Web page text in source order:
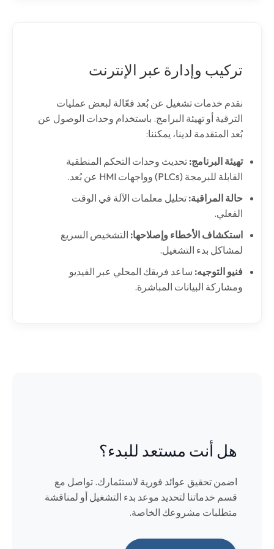
تركيب وإدارة عبر الإنترنت
نقدم خدمات تشغيل عن بُعد فعّالة لبعض عمليات
الترقية أو تهيئة البرامج. باستخدام وحدات الوصول عن
بُعد المتقدمة لدينا، يمكننا:
تهيئة البرنامج: تحديث وحدات التحكم المنطقية
القابلة للبرمجة (PLCs) وواجهات HMI عن بُعد.
حالة المراقبة: تحليل معلمات الآلة في الوقت
الفعلي.
استكشاف الأخطاء وإصلاحها: التشخيص السريع
لمشاكل بدء التشغيل.
فنيو التوجيه: ساعد فريقك المحلي عبر الفيديو
ومشاركة البيانات المباشرة.
هل أنت مستعد للبدء؟
اضمن تحقيق عوائد فورية لاستثمارك. تواصل مع
قسم خدماتنا لتحديد موعد بدء التشغيل أو لمناقشة
متطلبات مشروعك الخاصة.